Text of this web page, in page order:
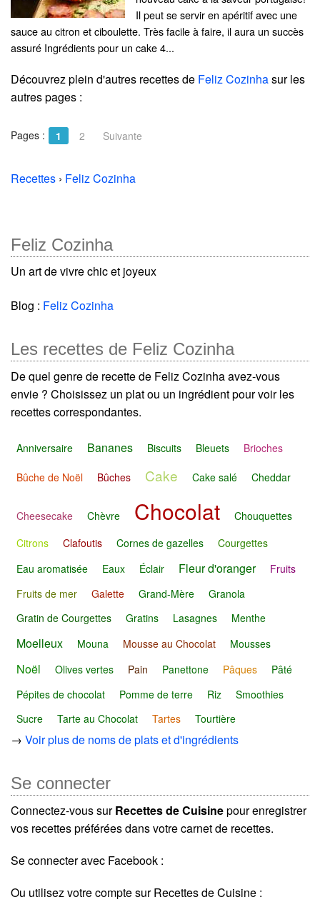
Il peut se servir en apéritif avec une
sauce au citron et ciboulette. Très facile à faire, il aura un succès
assuré Ingrédients pour un cake 4...
Découvrez plein d'autres recettes de Feliz Cozinhasur les
autres pages :
Pages : 1 2 Suivante
Recettes › Feliz Cozinha
Feliz Cozinha
Un art de vivre chic et joyeux
Blog : Feliz Cozinha
Les recettes de Feliz Cozinha
De quel genre de recette de Feliz Cozinha avez-vous
envie ? Choisissez un plat ou un ingrédient pour voir les
recettes correspondantes.
Anniversaire Bananes Biscuits Bleuets Brioches
Bûche de Noël Bûches Cake Cake salé Cheddar
Cheesecake Chèvre Chocolat
Chouquettes
Citrons
Clafoutis Cornes de gazelles
Courgettes
Eau aromatisée
Eaux Éclair Fleur d'oranger
Fruits
Fruits de mer
Galette Grand-Mère
Granola
Gratin de Courgettes
Gratins Lasagnes Menthe
Moelleux Mouna Mousse au Chocolat Mousses
Noël Olives vertes Pain Panettone Pâques
Pâté
Pépites de chocolat
Pomme de terre Riz
Smoothies
Sucre
Tarte au Chocolat Tartes Tourtière
→ Voir plus de noms de plats et d'ingrédients
Se connecter
Connectez-vous surRecettes de Cuisinepour enregistrer
vos recettes préférées dans votre carnet de recettes.
Se connecter avec Facebook :
Ou utilisez votre compte sur Recettes de Cuisine :